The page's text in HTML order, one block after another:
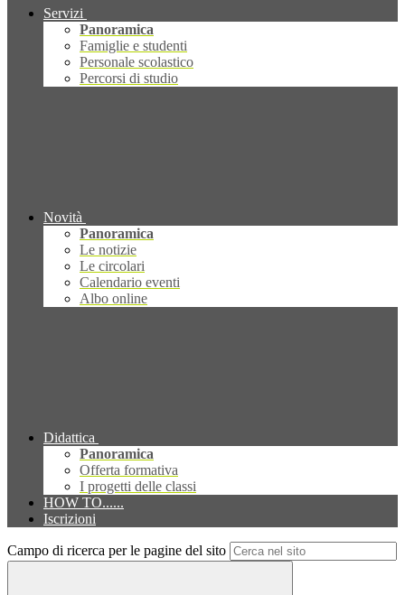
Servizi
Panoramica
Famiglie e studenti
Personale scolastico
Percorsi di studio
Novità
Panoramica
Le notizie
Le circolari
Calendario eventi
Albo online
Didattica
Panoramica
Offerta formativa
I progetti delle classi
HOW TO......
Iscrizioni
Campo di ricerca per le pagine del sito